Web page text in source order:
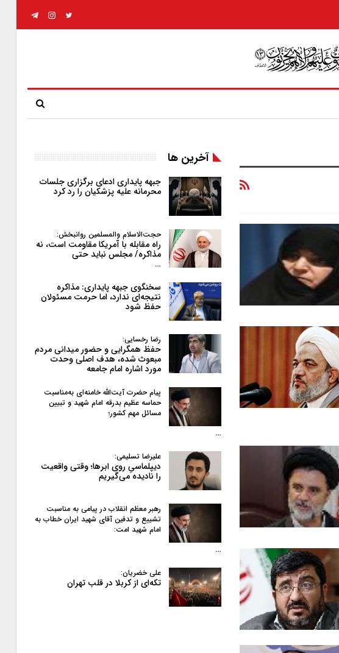
آخرین ها
جبهه پایداری ادعای برگزاری جلسات
محرمانه علیه پزشکیان را رد کرد
حجت‌الاسلام والمسلمین روانبخش:
راه مقابله با آمریکا مقاومت است، نه
مذاکره/ مجلس نباید حتی
…
سخنگوی جبهه پایداری: مذاکره
نتیجه‌ای ندارد، اما حرمت مسئولان
حفظ شود
رضا رخسایی:
حفظ همگرایی و حضور میدانی مردم
مبعوث شده، هدف اصلی وحدت
مورد اشاره امام جامعه
پیام حضرت آیت‌الله خامنه‌ای به‌مناسبت
حماسه عظیم بدرقه امام شهید و تبیین
مسائل مهم کشور؛
…
علیرضا تسلیمی:
دیپلماسیِ روی ابرها؛ وقتی واقعیت
را نادیده می‌گیریم
رهبر معظم انقلاب در پیامی به‌ مناسبت
تشییع و تدفین آقای شهید ایران خطاب به
امام شهید امت:
…
علی خضریان:
تکه‌ای از کربلا در قلب تهران